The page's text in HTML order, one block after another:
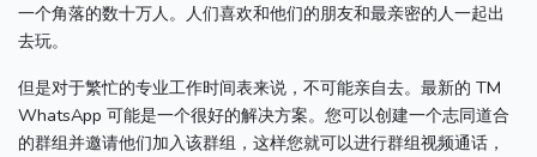
一个角落的数十万人。 人们喜欢和他们的朋友和最亲密的人一起出
去玩。
但是对于繁忙的专业工作时间表来说，不可能亲自去。 最新的 TM
WhatsApp 可能是一个很好的解决方案。 您可以创建一个志同道合
的群组并邀请他们加入该群组，这样您就可以进行群组视频通话，